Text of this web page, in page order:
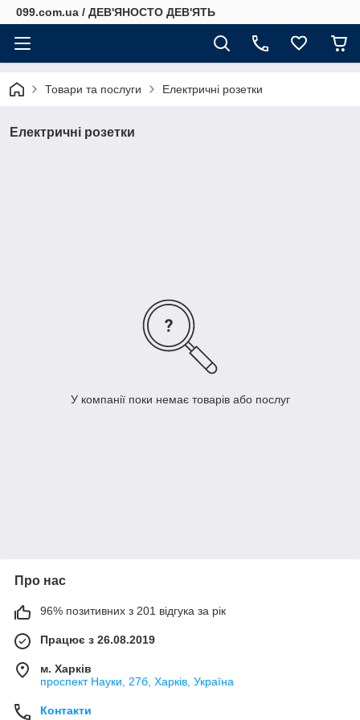
099.com.ua / ДЕВ'ЯНОСТО ДЕВ'ЯТЬ
Товари та послуги Електричні розетки
Електричні розетки
У компанії поки немає товарів або послуг
Про нас
96% позитивних з 201 відгука за рік
Працює з 26.08.2019
м. Харків
проспект Науки, 27б, Харків, Україна
Контакти